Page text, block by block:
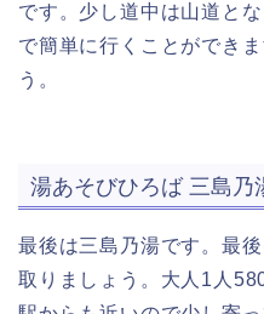
です。少し道中は山道と
で簡単に行くことができ
う。
湯あそびひろば 三島乃
最後は三島乃湯です。最
取りましょう。大人1人